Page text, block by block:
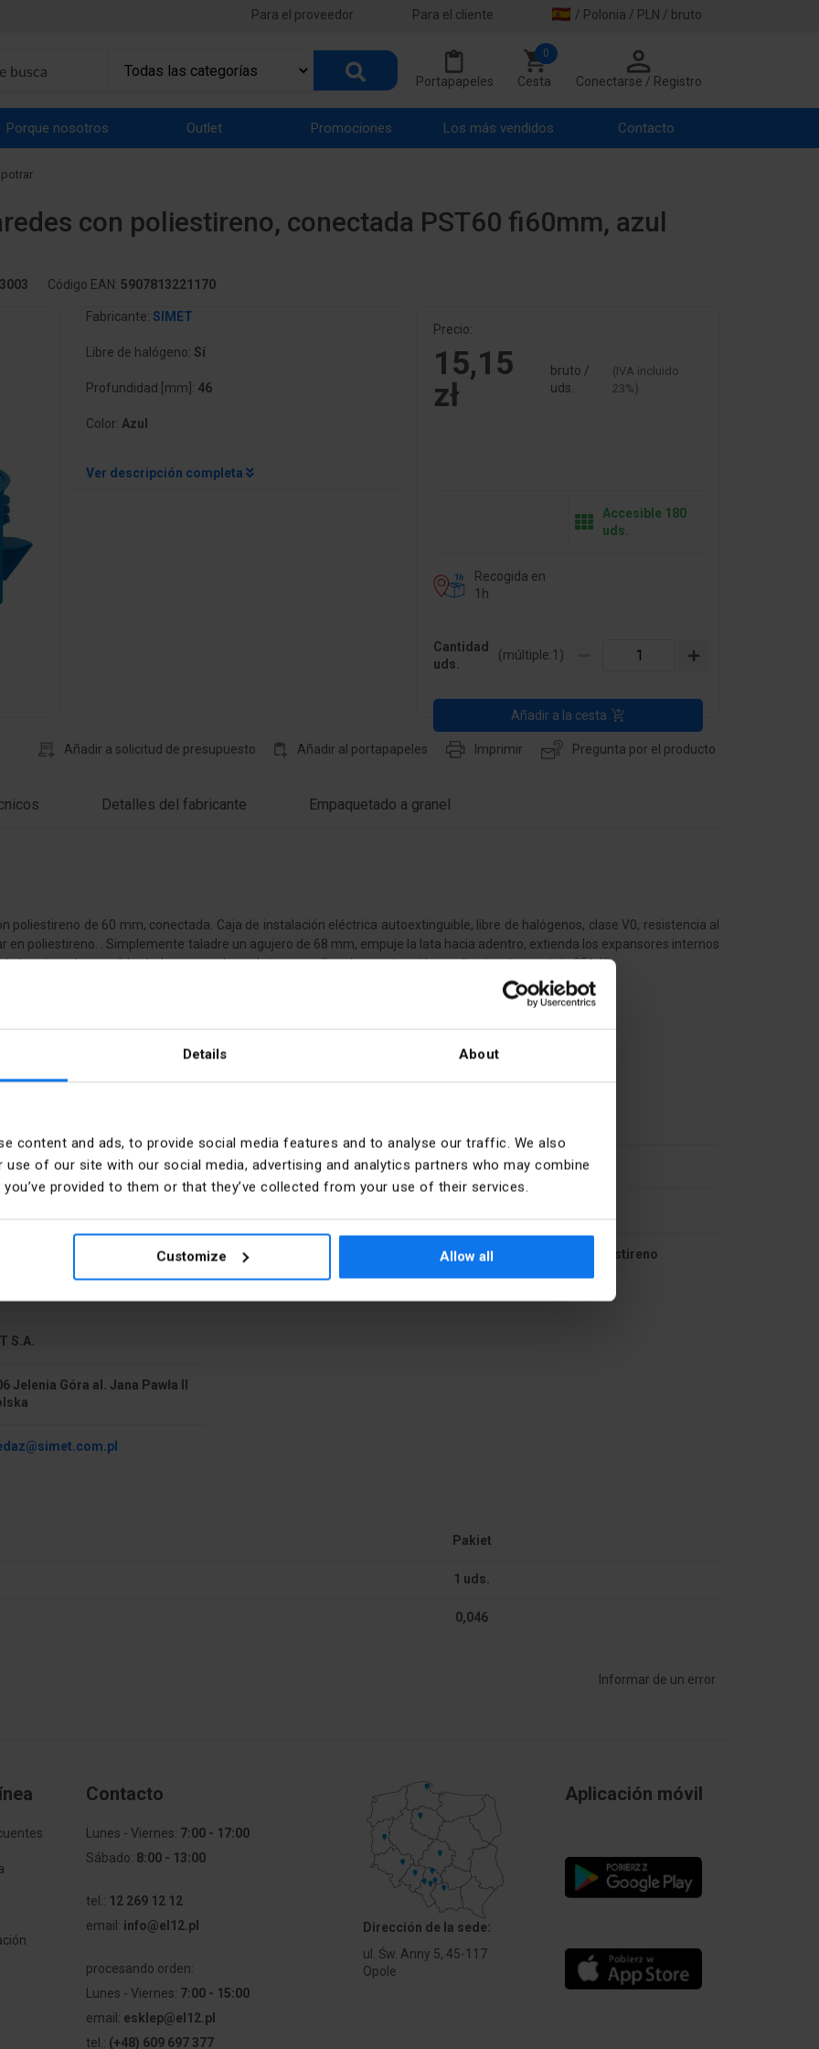
Details About
content and ads, to provide social media features and to analyse our traffic. We also
of our site with our social media, advertising and analytics partners who may combine
provided to them or that they’ve collected from your use of their services.
Customize Allow all
Para el proveedor Para el cliente / Polonia / PLN / bruto
Portapapeles Cesta
0
Conectarse / Registro
Porque nosotros Outlet Promociones Los más vendidos Contacto
con poliestireno, conectada PST60 fi60mm, azul
Código EAN: 5907813221170
Fabricante: SIMET
Libre de halógeno: Sí
Profundidad [mm]: 46
Color: Azul
Ver descripción completa
Precio:
15,15
zł
bruto /
uds.
(IVA incluido
23%)
Accesible 180
uds.
Recogida en
1h
Cantidad
uds.
(múltiple:1 )
Añadir a la cesta
Añadir a solicitud de presupuesto Añadir al portapapeles Imprimir Pregunta por el producto
Detalles del fabricante Empaquetado a granel
poliestireno de 60 mm, conectada. Caja de instalación eléctrica autoextinguible, libre de halógenos, clase V0, resistencia al
en poliestireno. . Simplemente taladre un agujero de 68 mm, empuje la lata hacia adentro, extienda los expansores internos
la caja en la pared, los lados se pueden cubrir con acrílico de construcción o adhesivo de montaje 251-KL.
KD71. Se utiliza para unir cajas en un sistema de marco de 71 mm.
poliestireno. Simplemente empújalos con el pulgar desde el interior hacia el exterior de la lata.
Forma Redondo
Tipo Para espuma de poliestireno
Tipo Para accesorios
Okrągły
Liczba wkładów osprzętowych 1
Ze śrubami Sí
Do przewodów o średnicy 1 ... 20 mm
No
Tworzywo sztuczne
S.A.
Jelenia Góra al. Jana Pawła II
Pakiet
1 uds.
0,046
Informar de un error
Contacto
Lunes - Viernes: 7:00 - 17:00
Sábado: 8:00 - 13:00
tel.: 12 269 12 12
email: info@el12.pl
procesando orden:
Lunes - Viernes: 7:00 - 15:00
email: esklep@el12.pl
tel.: (+48) 609 697 377
Dirección de la sede:
ul. Św. Anny 5, 45-117
Opole
Aplicación móvil